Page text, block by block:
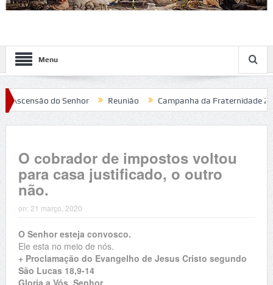
Menu
do Senhor Reunião Campanha da Fraternidade 2020
O cobrador de impostos voltou
para casa justificado, o outro
não.
on: 21 março, 2020
O Senhor esteja convosco.
Ele esta no meio de nós.
+ Proclamação do Evangelho de Jesus Cristo segundo
São Lucas 18,9-14
Gloria a Vós, Senhor.